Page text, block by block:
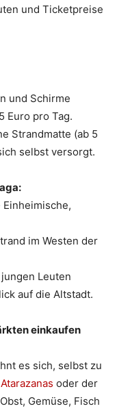
und Ticketpreise
und Schirme
Euro pro Tag.
Strandmatte (ab 5
selbst versorgt.
Einheimische,
im Westen der
Leuten
auf die Altstadt.
einkaufen
es sich, selbst zu
oder der
Gemüse, Fisch